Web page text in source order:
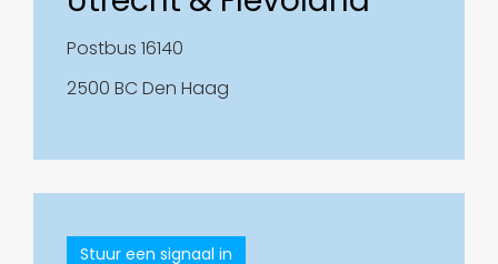
Postbus 16140
2500 BC Den Haag
Stuur een signaal in